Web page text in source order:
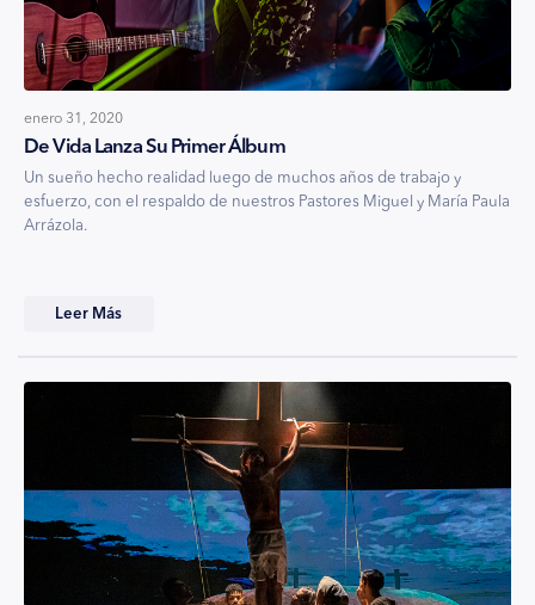
enero 31, 2020
De Vida Lanza Su Primer Álbum
Un sueño hecho realidad luego de muchos años de trabajo y
esfuerzo, con el respaldo de nuestros Pastores Miguel y María Paula
Arrázola.
Leer Más